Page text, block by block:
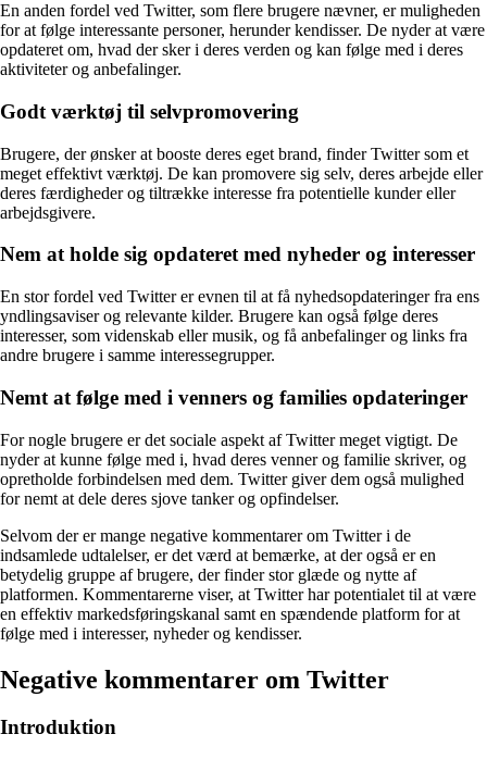
En anden fordel ved Twitter, som flere brugere nævner, er muligheden
for at følge interessante personer, herunder kendisser. De nyder at være
opdateret om, hvad der sker i deres verden og kan følge med i deres
aktiviteter og anbefalinger.
Godt værktøj til selvpromovering
Brugere, der ønsker at booste deres eget brand, finder Twitter som et
meget effektivt værktøj. De kan promovere sig selv, deres arbejde eller
deres færdigheder og tiltrække interesse fra potentielle kunder eller
arbejdsgivere.
Nem at holde sig opdateret med nyheder og interesser
En stor fordel ved Twitter er evnen til at få nyhedsopdateringer fra ens
yndlingsaviser og relevante kilder. Brugere kan også følge deres
interesser, som videnskab eller musik, og få anbefalinger og links fra
andre brugere i samme interessegrupper.
Nemt at følge med i venners og families opdateringer
For nogle brugere er det sociale aspekt af Twitter meget vigtigt. De
nyder at kunne følge med i, hvad deres venner og familie skriver, og
opretholde forbindelsen med dem. Twitter giver dem også mulighed
for nemt at dele deres sjove tanker og opfindelser.
Selvom der er mange negative kommentarer om Twitter i de
indsamlede udtalelser, er det værd at bemærke, at der også er en
betydelig gruppe af brugere, der finder stor glæde og nytte af
platformen. Kommentarerne viser, at Twitter har potentialet til at være
en effektiv markedsføringskanal samt en spændende platform for at
følge med i interesser, nyheder og kendisser.
Negative kommentarer om Twitter
Introduktion